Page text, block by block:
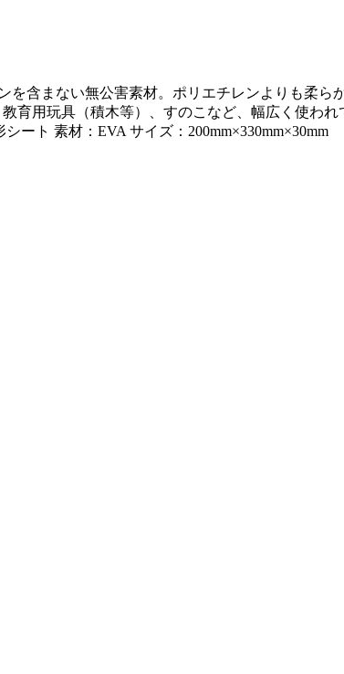
を含まない無公害素材。ポリエチレンよりも柔
育用玩具（積木等）、すのこなど、幅広く使わ
ト 素材：EVA サイズ：200mm×330mm×30mm